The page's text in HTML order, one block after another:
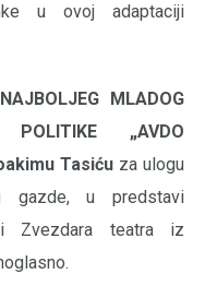
u ovoj adaptaciji
MLADOG
„AVDO
Tasićuza ulogu
gazde, u predstavi
Zvezdara teatra iz